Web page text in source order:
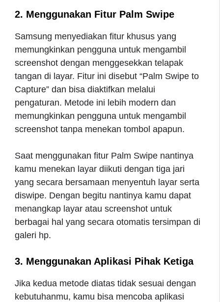
2. Menggunakan Fitur Palm Swipe
Samsung menyediakan fitur khusus yang
memungkinkan pengguna untuk mengambil
screenshot dengan menggesekkan telapak
tangan di layar. Fitur ini disebut “Palm Swipe to
Capture” dan bisa diaktifkan melalui
pengaturan. Metode ini lebih modern dan
memungkinkan pengguna untuk mengambil
screenshot tanpa menekan tombol apapun.
Saat menggunakan fitur Palm Swipe nantinya
kamu menekan layar diikuti dengan tiga jari
yang secara bersamaan menyentuh layar serta
diswipe. Dengan begitu nantinya kamu dapat
menangkap layar atau screenshot untuk
berbagai hal yang secara otomatis tersimpan di
galeri hp.
3. Menggunakan Aplikasi Pihak Ketiga
Jika kedua metode diatas tidak sesuai dengan
kebutuhanmu, kamu bisa mencoba aplikasi